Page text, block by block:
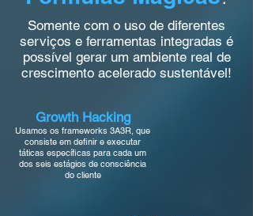
Somente com o uso de diferentes
serviços e ferramentas integradas é
possível gerar um ambiente real de
crescimento acelerado sustentável!
Growth Hacking
Usamos os frameworks 3A3R, que
consiste em definir e executar
táticas específicas para cada um
dos seis estágios de consciência
do cliente